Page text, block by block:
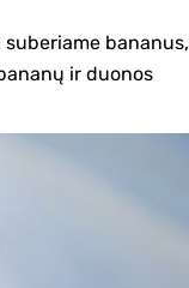
bananus,
ir duonos